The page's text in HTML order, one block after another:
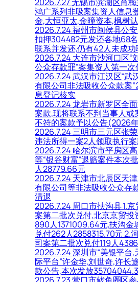
鸿广系列非吸案集资人信息
金,大恒亚太,金曈资本,枫树
2026.7.24 福州市闽侯县公
扣押304482元发还各地68
联系并发还,仍有42人未成
2026.7.24 大连市沙河口区“
公众存款罪”案集资人第一
2026.7.24 武汉市江汉区“武
有限公司非法吸收公众款案
息登记核实
2026.7.24 龙岩市新罗区全
案款,现将联系不到当事人或
不符的案款予以公告(2026
2026.7.24 三明市三元区张
违法所得一案2人领取执行
2026.7.24 哈尔滨市平房区
等“银谷财富”退赔案件本次
人28779.66元
2026.7.24 天津市北辰区天
有限公司等非法吸收公众存
清退
2026.7.24 周口市扶沟县 1.
案第二批次兑付,北京京贸投
890人1371009.64元,扶沟金
兑付262人2858315.70元 2.
司案第二批次兑付119人
2026.7.24 深圳市“美银平台,
际平台”许金华,刘世奇,许长
款公告,本次发放